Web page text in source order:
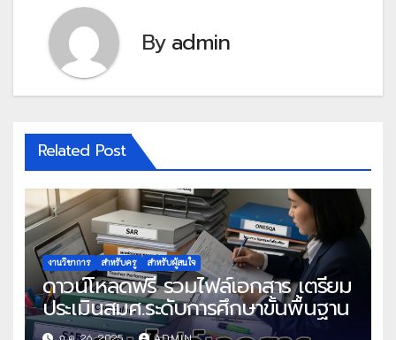
Byadmin
Related Post
งานวิชาการ สำหรับครู สำหรับผู้สนใจ
ดาวน์โหลดฟรี รวมไฟล์เอกสาร เตรียม
ประเมินสมศ.ระดับการศึกษาขั้นพื้นฐาน